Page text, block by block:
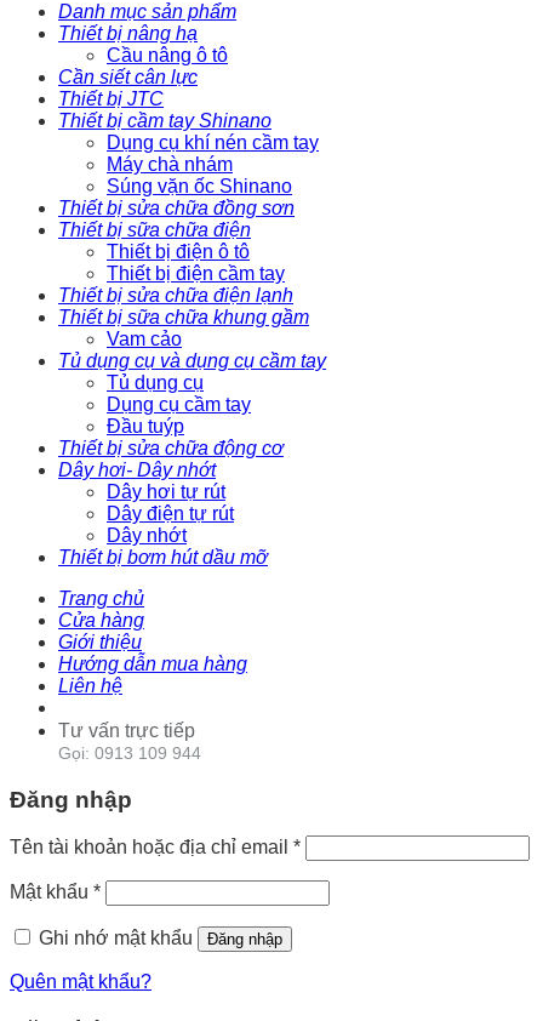
Danh mục sản phẩm
Thiết bị nâng hạ
Cầu nâng ô tô
Cần siết cân lực
Thiết bị JTC
Thiết bị cầm tay Shinano
Dụng cụ khí nén cầm tay
Máy chà nhám
Súng vặn ốc Shinano
Thiết bị sửa chữa đồng sơn
Thiết bị sữa chữa điện
Thiết bị điện ô tô
Thiết bị điện cầm tay
Thiết bị sửa chữa điện lạnh
Thiết bị sữa chữa khung gầm
Vam cảo
Tủ dụng cụ và dụng cụ cầm tay
Tủ dụng cụ
Dụng cụ cầm tay
Đầu tuýp
Thiết bị sửa chữa động cơ
Dây hơi- Dây nhớt
Dây hơi tự rút
Dây điện tự rút
Dây nhớt
Thiết bị bơm hút dầu mỡ
Trang chủ
Cửa hàng
Giới thiệu
Hướng dẫn mua hàng
Liên hệ
Tư vấn trực tiếp
Gọi: 0913 109 944
Đăng nhập
Tên tài khoản hoặc địa chỉ email *
Mật khẩu *
Ghi nhớ mật khẩu Đăng nhập
Quên mật khẩu?